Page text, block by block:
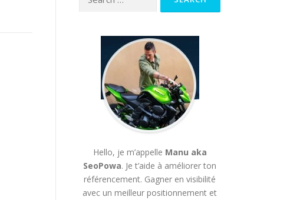
Hello, je m’appelle Manu aka
SeoPowa. Je t’aide à améliorer ton
référencement. Gagner en visibilité
avec un meilleur positionnement et